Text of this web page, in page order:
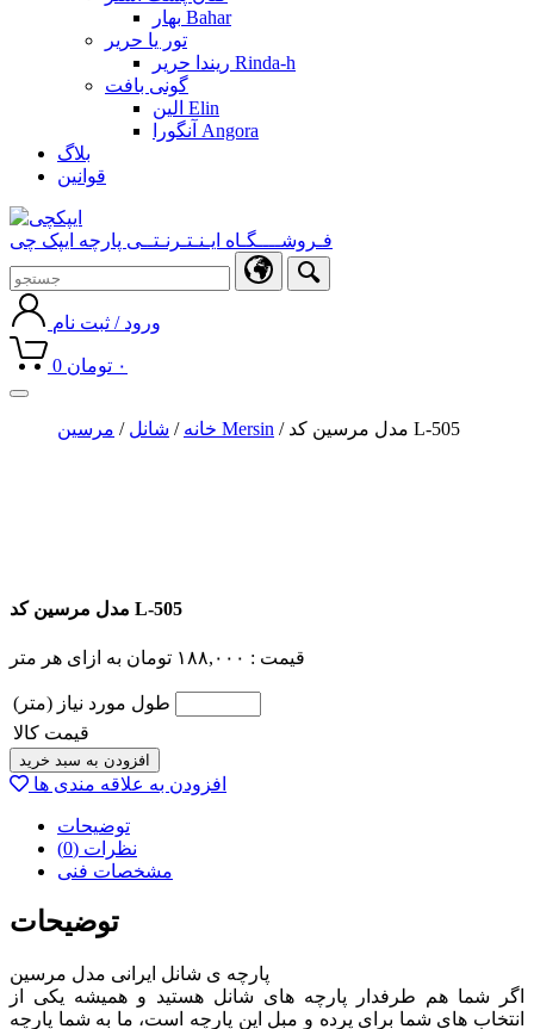
بهار Bahar
تور یا حریر
ریندا حریر Rinda-h
گونی بافت
الین Elin
آنگورا Angora
بلاگ
قوانین
فـروشــــگـاه ایـنـتـرنـتــی پارچه ایپک چی
ورود / ثبت نام
0 ۰ تومان
Toggle
خانه / شانل / مرسین Mersin / مدل مرسین کد L-505
مدل مرسین کد L-505
قیمت : ۱۸۸,۰۰۰ تومان به ازای هر متر
طول مورد نیاز (متر)
قیمت کالا
افزودن به سبد خرید
افزودن به علاقه مندی ها
توضیحات
نظرات (0)
مشخصات فنی
توضیحات
پارچه ی شانل ایرانی مدل مرسین
اگر شما هم طرفدار پارچه های شانل هستید و همیشه یکی از
انتخاب های شما برای پرده و مبل این پارچه است، ما به شما پارچه